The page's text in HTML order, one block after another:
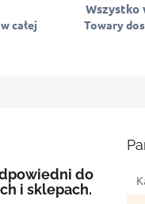
całej
Wszystko
Towary
do
i sklepach.